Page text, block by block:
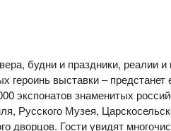
будни и праздники, реалии
героинь выставки – предстанет
экспонатов знаменитых
Русского Музея,
дворцов. Гости увидят